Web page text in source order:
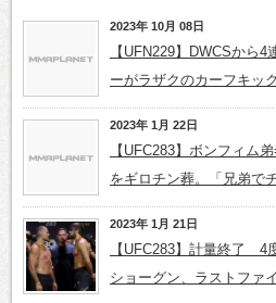
2023年 10月 08日
【UFN229】DWCSから
ーがラザクのカーフキッ
2023年 1月 22日
【UFC283】ボンフィム
をギロチン葬。「兄弟で
2023年 1月 21日
【UFC283】計量終了 4
ショーグン、ラストファ